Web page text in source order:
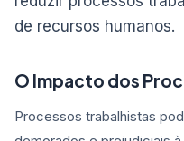
de recursos humanos.
O Impacto dos
Processos trabalhistas